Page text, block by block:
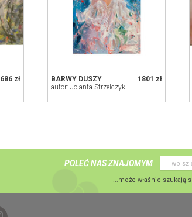
686 zł 1801 zł
BARWY DUSZY
autor: Jolanta Strzelczyk
POLEĆ NAS ZNAJOMYM
...może właśnie szukają